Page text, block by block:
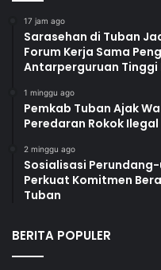
17 jam ago
Sarasehan di Tuban
Forum Kerja Sama
Antarperguruan Tinggi
1 minggu ago
Pemkab Tuban Ajak
Peredaran Rokok Ilegal
2 minggu ago
Sosialisasi
Perkuat Komitmen
Tuban
BERITA POPULER